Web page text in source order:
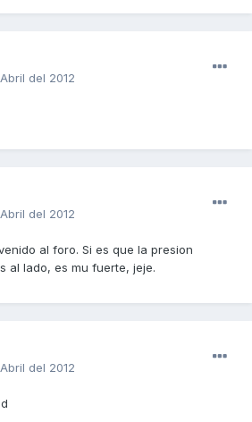
del 2012
del 2012
al foro. Si es que la presion
al lado, es mu fuerte, jeje.
del 2012